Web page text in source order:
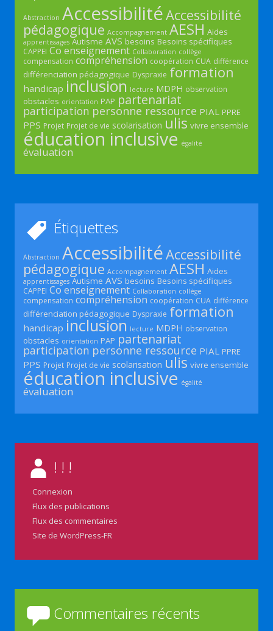
Abstraction AccessibilitéAccessibilité
pédagogique Accompagnement AESH Aides
apprentissages Autisme AVS besoins Besoins spécifiques
CAPPEI Co enseignement Collaboration collège
compensation compréhension coopération CUA différence
différenciation pédagogique Dyspraxie formation
handicap inclusion lecture MDPH observation
obstacles orientation PAP partenariat
participation personne ressource PIAL PPRE
PPS Projet Projet de vie scolarisation ulis vivre ensemble
éducation inclusive égalité
évaluation
Étiquettes
Abstraction AccessibilitéAccessibilité
pédagogique Accompagnement AESH Aides
apprentissages Autisme AVS besoins Besoins spécifiques
CAPPEI Co enseignement Collaboration collège
compensation compréhension coopération CUA différence
différenciation pédagogique Dyspraxie formation
handicap inclusion lecture MDPH observation
obstacles orientation PAP partenariat
participation personne ressource PIAL PPRE
PPS Projet Projet de vie scolarisation ulis vivre ensemble
éducation inclusive égalité
évaluation
! ! !
Connexion
Flux des publications
Flux des commentaires
Site de WordPress-FR
Commentaires récents